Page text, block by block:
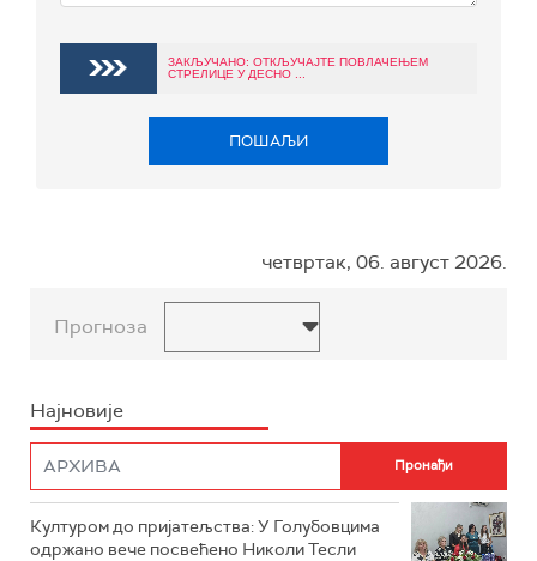
ЗАКЉУЧАНО: ОТКЉУЧАЈТЕ ПОВЛАЧЕЊЕМ
СТРЕЛИЦЕ У ДЕСНО ...
ПОШАЉИ
четвртак, 06. август 2026.
Прогноза
Најновије
Културом до пријатељства: У Голубовцима
одржано вече посвећено Николи Тесли